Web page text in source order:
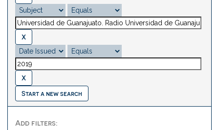
Start a new search
Add filters: